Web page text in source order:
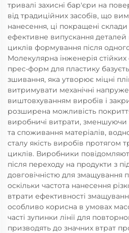
тривалі захисні бар'єри на
від традиційних засобів, що
нанесення, ці покращені
ефективне випускання деталей
циклів формування після
Молекулярна інженерія
прес-форм для пластику
зшивання, яка утворює міцні
витримувати механічні
виштовхуванням виробів і
розширена можливість
виробничі витрати, зменшуючи
та споживання матеріалів,
сталу якість виробів протягом
циклів. Виробники
після переходу на продукти з
довговічністю для змащування
оскільки частота нанесення
втрати ефективності
особливо корисна в умовах
часті зупинки лінії для
призводять до значних втрат